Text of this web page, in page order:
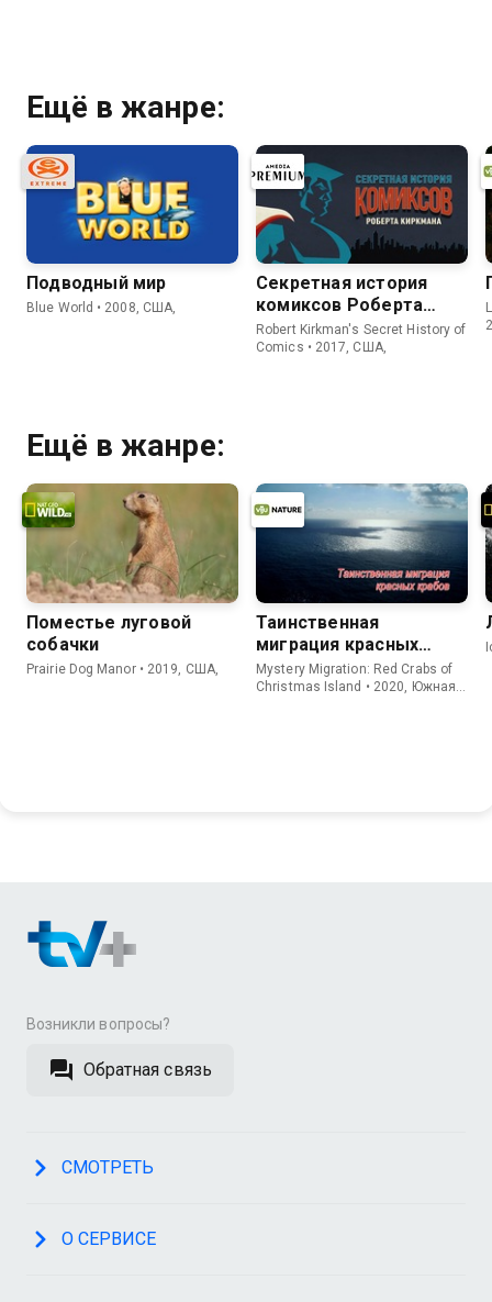
Ещё в жанре:
Подводный мир
Blue World • 2008, США,
Секретная история
комиксов Роберта
Киркмана
Robert Kirkman's Secret History of
Comics • 2017, США,
Ещё в жанре:
Поместье луговой
собачки
Prairie Dog Manor • 2019, США,
Таинственная
миграция красных
крабов
Mystery Migration: Red Crabs of
Christmas Island • 2020, Южная
Возникли вопросы?
Обратная связь
СМОТРЕТЬ
О СЕРВИСЕ